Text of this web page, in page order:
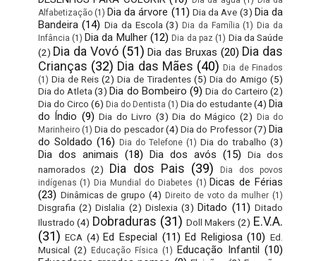
Alfabetização (1) Dia da árvore (11) Dia da Ave (3) Dia da
Bandeira (14) Dia da Escola (3) Dia da Família (1) Dia da
Infância (1) Dia da Mulher (12) Dia da paz (1) Dia da Saúde
(2) Dia da Vovó (51) Dia das Bruxas (20) Dia das
Crianças (32) Dia das Mães (40) Dia de Finados
(1) Dia de Reis (2) Dia de Tiradentes (5) Dia do Amigo (5)
Dia do Atleta (3) Dia do Bombeiro (9) Dia do Carteiro (2)
Dia do Circo (6) Dia do Dentista (1) Dia do estudante(4) Dia
do Índio (9) Dia do Livro (3) Dia do Mágico (2) Dia do
Marinheiro (1) Dia do pescador (4) Dia do Professor (7) Dia
do Soldado (16) Dia do Telefone (1) Dia do trabalho (3)
Dia dos animais (18) Dia dos avós (15)
Dia dos
namorados (2) Dia dos Pais (39)
Dia dos povos
indígenas (1) Dia Mundial do Diabetes (1) Dicas de Férias
(23) Dinâmicas de grupo (4) Direito de voto da mulher (1)
Disgrafia (2) Dislalia (2) Dislexia (3) Ditado (11) Ditado
Ilustrado (4) Dobraduras (31) Doll Makers (2) E.V.A.
(31) ECA (4) Ed Especial (11) Ed Religiosa (10) Ed.
Musical (2) Educação Física (1) Educação Infantil (10)